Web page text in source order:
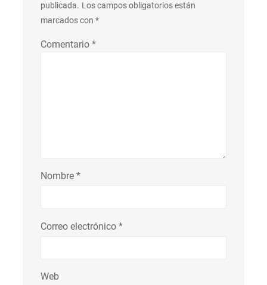
publicada. Los campos obligatorios están
marcados con *
Comentario *
Nombre *
Correo electrónico *
Web